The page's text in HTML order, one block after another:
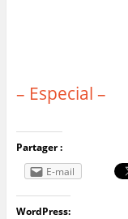
– Especial –
Partager :
E-mail
WordPress: